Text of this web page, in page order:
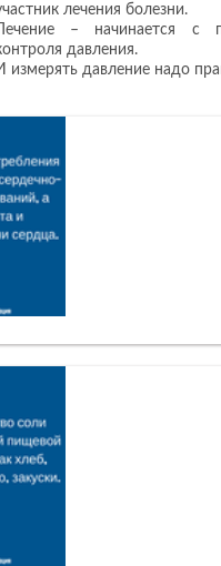
лечения болезни.
– начинается с
давления.
измерять давление надо